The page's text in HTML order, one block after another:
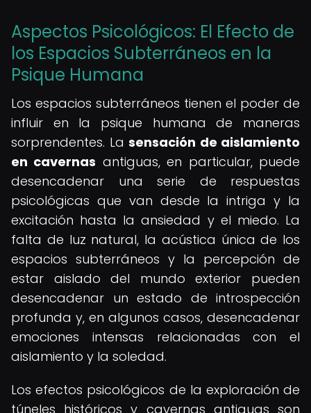
Aspectos Psicológicos: El Efecto de
los Espacios Subterráneos en la
Psique Humana
Los espacios subterráneos tienen el poder de
influir en la psique humana de maneras
sorprendentes. La sensación de aislamiento
en cavernas antiguas, en particular, puede
desencadenar una serie de respuestas
psicológicas que van desde la intriga y la
excitación hasta la ansiedad y el miedo. La
falta de luz natural, la acústica única de los
espacios subterráneos y la percepción de
estar aislado del mundo exterior pueden
desencadenar un estado de introspección
profunda y, en algunos casos, desencadenar
emociones intensas relacionadas con el
aislamiento y la soledad.
Los efectos psicológicos de la exploración de
túneles históricos y cavernas antiguas son